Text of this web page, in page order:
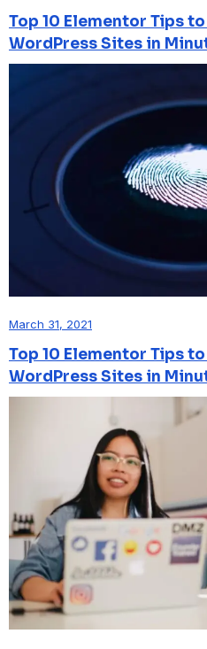
Top 10 Elementor Tips
WordPress Sites in
March 31, 2021
Top 10 Elementor Tips
WordPress Sites in